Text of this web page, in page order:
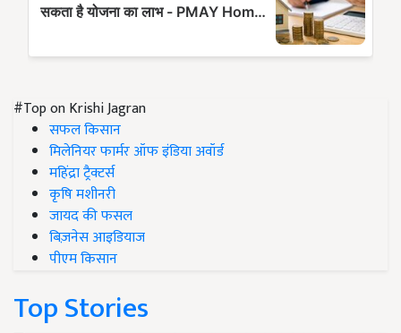
#Top on Krishi Jagran
सफल किसान
मिलेनियर फार्मर ऑफ इंडिया अवॉर्ड
महिंद्रा ट्रैक्टर्स
कृषि मशीनरी
जायद की फसल
बिज़नेस आइडियाज
पीएम किसान
Top Stories